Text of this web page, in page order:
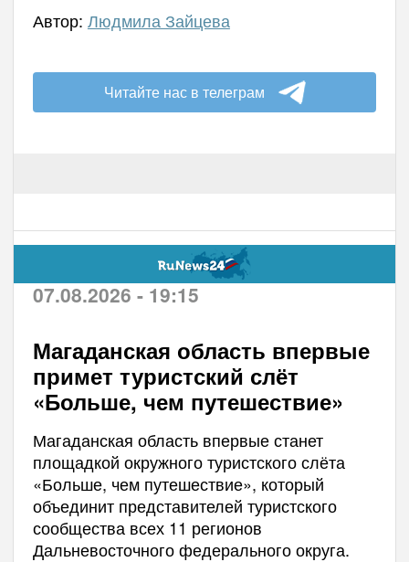
Автор: Людмила Зайцева
Читайте нас в телеграм
07.08.2026 - 19:15
Магаданская область впервые
примет туристский слёт
«Больше, чем путешествие»
Магаданская область впервые станет
площадкой окружного туристского слёта
«Больше, чем путешествие», который
объединит представителей туристского
сообщества всех 11 регионов
Дальневосточного федерального округа.